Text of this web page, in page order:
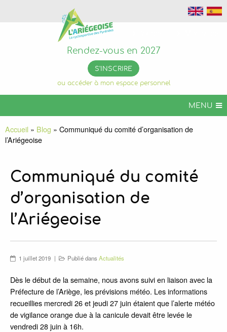
Photos
Rendez-vous en 2027
S'INSCRIRE
ou accéder à mon espace personnel
MENU
L’ARIÉGEOISE
ARIÉGEOISE VTT
INFOS PRATIQUES
ORGANISER VOTRE SÉJOUR
L’ARIÉGEOISE PERMANENTE
Accueil» Blog » Communiqué du comité d’organisation de
l’Ariégeoise
Communiqué du comité
d’organisation de
l’Ariégeoise
1 juillet 2019 Publié dansActualités
Dès le début de la semaine, nous avons suivi en liaison avec la
Préfecture de l’Ariège, les prévisions météo. Les informations
recueillies mercredi 26 et jeudi 27 juin étaient que l’alerte météo
de vigilance orange due à la canicule devait être levée le
vendredi 28 juin à 16h.